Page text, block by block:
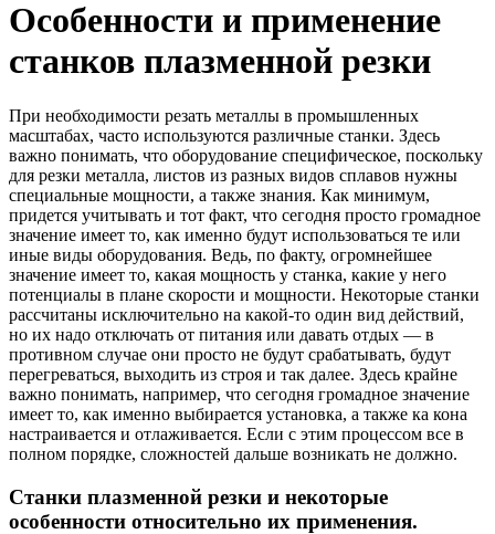
Особенности и применение
станков плазменной резки
При необходимости резать металлы в промышленных
масштабах, часто используются различные станки. Здесь
важно понимать, что оборудование специфическое, поскольку
для резки металла, листов из разных видов сплавов нужны
специальные мощности, а также знания. Как минимум,
придется учитывать и тот факт, что сегодня просто громадное
значение имеет то, как именно будут использоваться те или
иные виды оборудования. Ведь, по факту, огромнейшее
значение имеет то, какая мощность у станка, какие у него
потенциалы в плане скорости и мощности. Некоторые станки
рассчитаны исключительно на какой-то один вид действий,
но их надо отключать от питания или давать отдых — в
противном случае они просто не будут срабатывать, будут
перегреваться, выходить из строя и так далее. Здесь крайне
важно понимать, например, что сегодня громадное значение
имеет то, как именно выбирается установка, а также ка кона
настраивается и отлаживается. Если с этим процессом все в
полном порядке, сложностей дальше возникать не должно.
Станки плазменной резки и некоторые
особенности относительно их применения.